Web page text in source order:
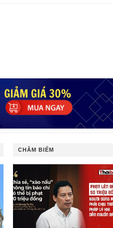
CHÂM BIẾM